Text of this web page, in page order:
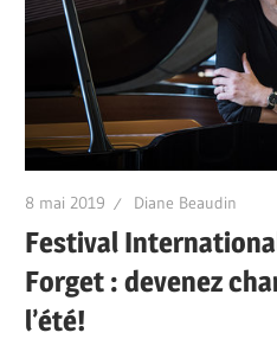
8 mai 2019 Diane Beaudin
Festival
Forget : devenez
l’été!